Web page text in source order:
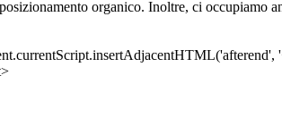
organico. Inoltre, ci occupiamo